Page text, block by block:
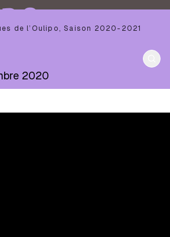
de l’Oulipo ,Saison 2020-2021
2020